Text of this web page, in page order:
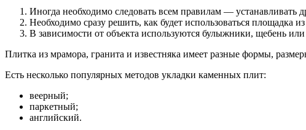
Иногда необходимо следовать всем правилам —
Необходимо сразу решить, как будет использоваться
В зависимости от объекта используются булыжники, щебень
Плитка из мрамора, гранита и известняка имеет разные формы,
Есть несколько популярных методов укладки каменных плит:
веерный;
паркетный;
английский.